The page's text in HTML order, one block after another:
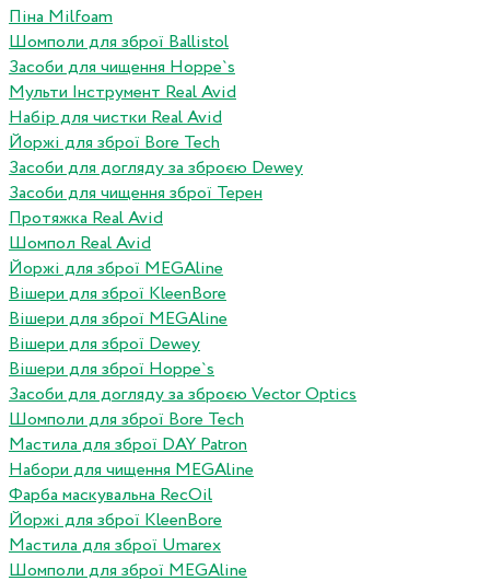
Піна Milfoam
Шомполи для зброї Ballistol
Засоби для чищення Hoppe`s
Мульти Інструмент Real Avid
Набір для чистки Real Avid
Йоржі для зброї Bore Tech
Засоби для догляду за зброєю Dewey
Засоби для чищення зброї Терен
Протяжка Real Avid
Шомпол Real Avid
Йоржі для зброї MEGAline
Вішери для зброї KleenBore
Вішери для зброї MEGAline
Вішери для зброї Dewey
Вішери для зброї Hoppe`s
Засоби для догляду за зброєю Vector Optics
Шомполи для зброї Bore Tech
Мастила для зброї DAY Patron
Набори для чищення MEGAline
Фарба маскувальна RecOil
Йоржі для зброї KleenBore
Мастила для зброї Umarex
Шомполи для зброї MEGAline